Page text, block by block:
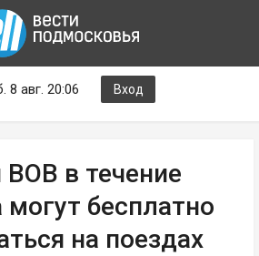
8 авг. 20:06 Вход
в течение
могут бесплатно
на поездах